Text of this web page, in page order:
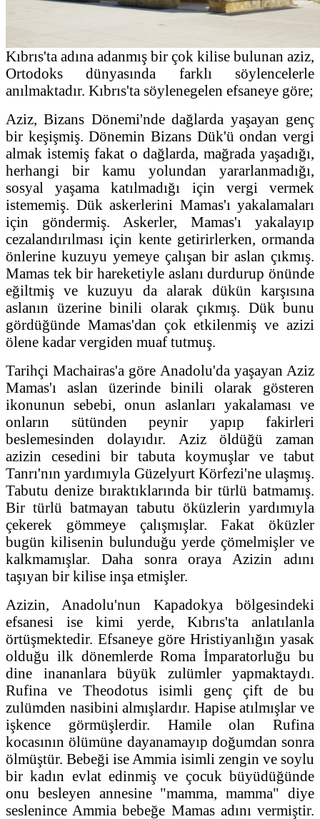
Kıbrıs'ta adına adanmış bir çok kilise bulunan aziz,
Ortodoks dünyasında farklı söylencelerle
anılmaktadır. Kıbrıs'ta söylenegelen efsaneye göre;
Aziz, Bizans Dönemi'nde dağlarda yaşayan genç
bir keşişmiş. Dönemin Bizans Dük'ü ondan vergi
almak istemiş fakat o dağlarda, mağrada yaşadığı,
herhangi bir kamu yolundan yararlanmadığı,
sosyal yaşama katılmadığı için vergi vermek
istememiş. Dük askerlerini Mamas'ı yakalamaları
için göndermiş. Askerler, Mamas'ı yakalayıp
cezalandırılması için kente getirirlerken, ormanda
önlerine kuzuyu yemeye çalışan bir aslan çıkmış.
Mamas tek bir hareketiyle aslanı durdurup önünde
eğiltmiş ve kuzuyu da alarak dükün karşısına
aslanın üzerine binili olarak çıkmış. Dük bunu
gördüğünde Mamas'dan çok etkilenmiş ve azizi
ölene kadar vergiden muaf tutmuş.
Tarihçi Machairas'a göre Anadolu'da yaşayan Aziz
Mamas'ı aslan üzerinde binili olarak gösteren
ikonunun sebebi, onun aslanları yakalaması ve
onların sütünden peynir yapıp fakirleri
beslemesinden dolayıdır. Aziz öldüğü zaman
azizin cesedini bir tabuta koymuşlar ve tabut
Tanrı'nın yardımıyla Güzelyurt Körfezi'ne ulaşmış.
Tabutu denize bıraktıklarında bir türlü batmamış.
Bir türlü batmayan tabutu öküzlerin yardımıyla
çekerek gömmeye çalışmışlar. Fakat öküzler
bugün kilisenin bulunduğu yerde çömelmişler ve
kalkmamışlar. Daha sonra oraya Azizin adını
taşıyan bir kilise inşa etmişler.
Azizin, Anadolu'nun Kapadokya bölgesindeki
efsanesi ise kimi yerde, Kıbrıs'ta anlatılanla
örtüşmektedir. Efsaneye göre Hristiyanlığın yasak
olduğu ilk dönemlerde Roma İmparatorluğu bu
dine inananlara büyük zulümler yapmaktaydı.
Rufina ve Theodotus isimli genç çift de bu
zulümden nasibini almışlardır. Hapise atılmışlar ve
işkence görmüşlerdir. Hamile olan Rufina
kocasının ölümüne dayanamayıp doğumdan sonra
ölmüştür. Bebeği ise Ammia isimli zengin ve soylu
bir kadın evlat edinmiş ve çocuk büyüdüğünde
onu besleyen annesine "mamma, mamma" diye
seslenince Ammia bebeğe Mamas adını vermiştir.